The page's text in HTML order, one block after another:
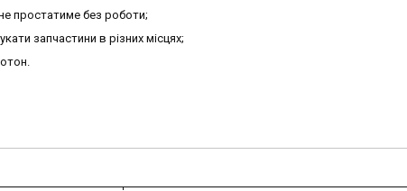
простатиме без роботи;
запчастини в різних місцях;